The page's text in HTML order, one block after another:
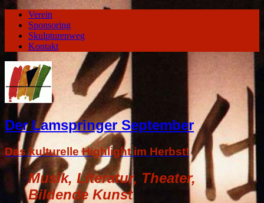
Verein
Sponsoring
Skulpturenweg
Kontakt
Der Lamspringer September
Das kulturelle Highlight im Herbst!
Musik, Literatur, Theater,
Bildende Kunst